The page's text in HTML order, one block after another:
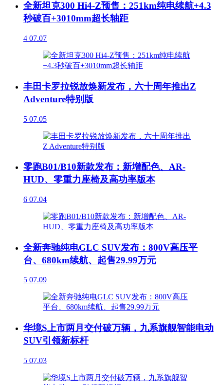
全新坦克300 Hi4-Z预售：251km纯电续航+4.3
秒破百+3010mm超长轴距
4 07.07
丰田卡罗拉锐放焕新发布，六十周年推出Z
Adventure特别版
5 07.05
零跑B01/B10新款发布：新增配色、AR-
HUD、零重力座椅及高功率版本
6 07.04
全新奔驰纯电GLC SUV发布：800V高压平
台、680km续航、起售29.99万元
5 07.09
华境S上市两月交付破万辆，九系旗舰智能电动
SUV引领新标杆
5 07.03